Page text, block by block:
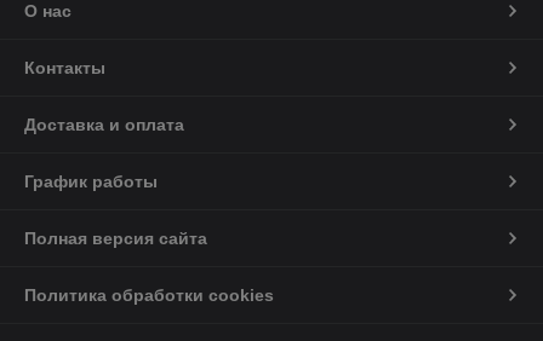
О нас
Контакты
Доставка и оплата
График работы
Полная версия сайта
Политика обработки cookies